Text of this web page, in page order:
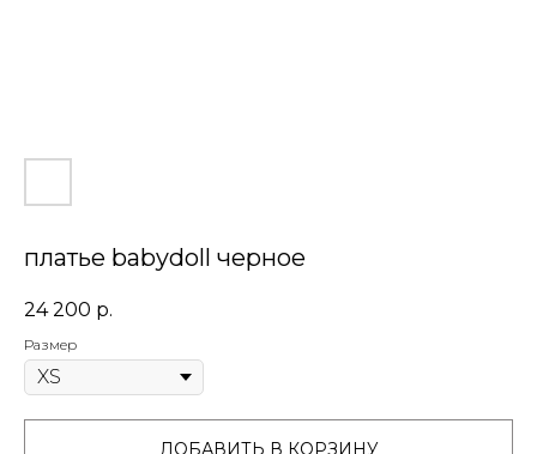
платье babydoll черное
24 200 р.
Размер
ДОБАВИТЬ В КОРЗИНУ